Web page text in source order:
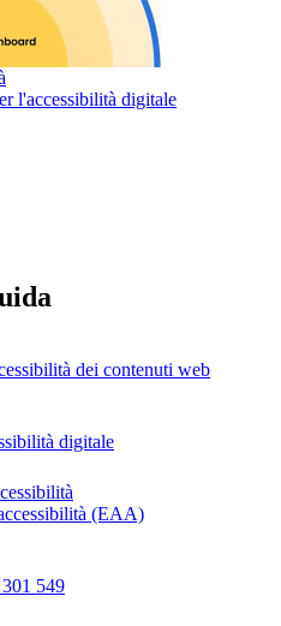
l'accessibilità digitale
dei contenuti web
digitale
(EAA)
549